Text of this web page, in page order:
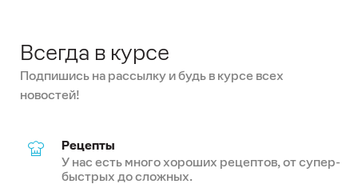
Всегда в курсе
Подпишись на рассылку и будь в курсе всех
новостей!
Рецепты
У нас есть много хороших рецептов, от супер-
быстрых до сложных.